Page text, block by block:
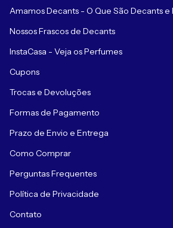
Amamos Decants - O Que São Decants e
Nossos Frascos de Decants
InstaCasa - Veja os Perfumes
Cupons
Trocas e Devoluções
Formas de Pagamento
Prazo de Envio e Entrega
Como Comprar
Perguntas Frequentes
Política de Privacidade
Contato